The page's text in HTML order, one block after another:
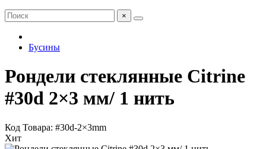
×
Бусины
Рондели стеклянные Citrine
#30d 2×3 мм/ 1 нить
Код Товара: #30d-2×3mm
Хит